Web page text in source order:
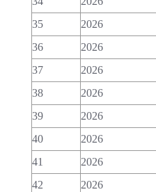
35
2026
36
2026
37
2026
38
2026
39
2026
40
2026
41
2026
42
2026